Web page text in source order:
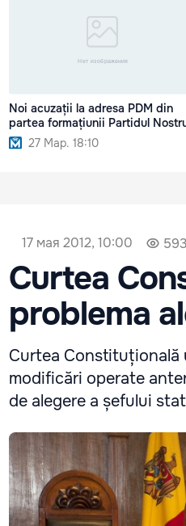
Noi acuzații la adresa PDM din
partea formațiunii Partidul
27 Мар. 18:10
17 мая 2012, 10:00 593
Curtea
problema
Curtea Constituțională
modificări operate
de alegere a șefului